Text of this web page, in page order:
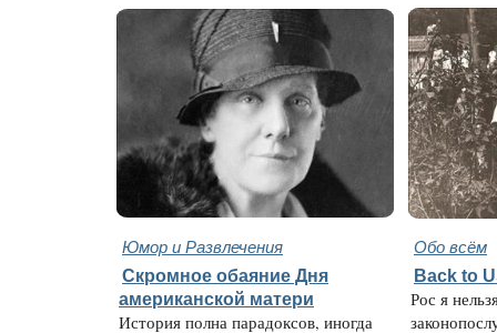
Юмор и Развлечения Обо всём
Скромное обаяние Дня
американской матери
История полна парадоксов, иногда
Back to
Рос я